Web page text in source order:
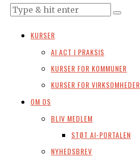
KURSER
AI ACT I PRAKSIS
KURSER FOR KOMMUNER
KURSER FOR VIRKSOMHEDER
OM OS
BLIV MEDLEM
STØT AI-PORTALEN
NYHEDSBREV